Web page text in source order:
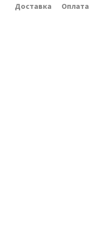
Доставка Оплата